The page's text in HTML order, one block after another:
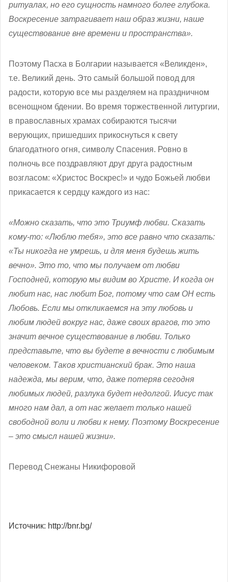
ритуалах, но его сущность намного более глубока.
Воскресение затрагивает наш образ жизни, наше
существование вне времени и пространства».
Поэтому Пасха в Болгарии называется «Великден»,
т.е. Великий день. Это самый большой повод для
радости, которую все мы разделяем на праздничном
всенощном бдении. Во время торжественной литургии,
в православных храмах собираются тысячи
верующих, пришедших прикоснуться к свету
благодатного огня, символу Спасения. Ровно в
полночь все поздравляют друг друга радостным
возгласом: «Христос Воскрес!» и чудо Божьей любви
прикасается к сердцу каждого из нас:
«Можно сказать, что это Триумф любви. Сказать
кому-то: «Люблю тебя», это все равно что сказать:
«Ты никогда не умрешь, и для меня будешь жить
вечно». Это то, что мы получаем от любви
Господней, которую мы видим во Христе. И когда он
любит нас, нас любит Бог, потому что сам ОН есть
Любовь. Если мы откликаемся на эту любовь и
любим людей вокруг нас, даже своих врагов, то это
значит вечное существование в любви. Только
представьте, что вы будете в вечности с любимым
человеком. Таков христианский брак. Это наша
надежда, мы верим, что, даже потеряв сегодня
любимых людей, разлука будет недолгой. Иисус так
много нам дал, а от нас желает только нашей
свободной воли и любви к нему. Поэтому Воскресение
– это смысл нашей жизни».
Перевод Снежаны Никифоровой
Источник: http://bnr.bg/